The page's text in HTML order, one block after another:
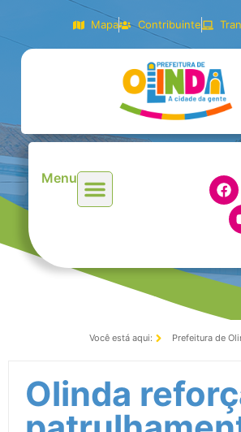
Mapa Contribuinte
Menu
Você está aqui: Prefeitura de
Olinda